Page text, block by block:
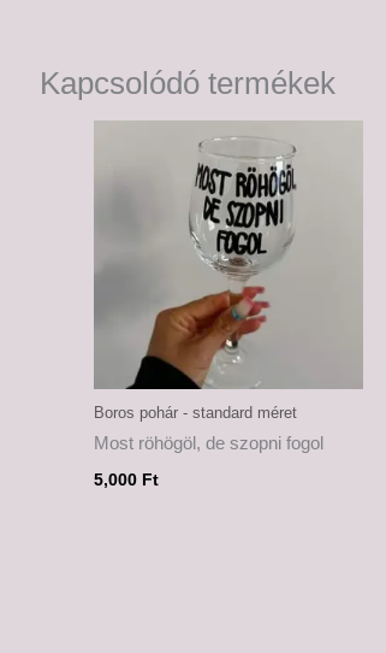
Kapcsolódó termékek
Boros pohár - standard méret
Most röhögöl, de szopni fogol
5,000 Ft